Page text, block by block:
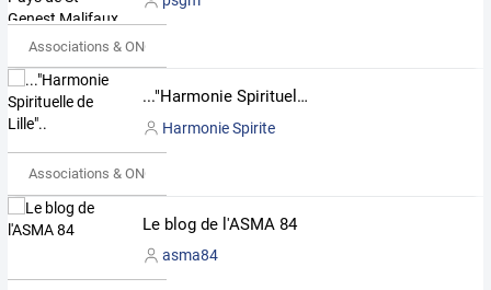
Associations & ONG
..."Harmonie Spirituelle de Lille"..
Harmonie Spirite
Associations & ONG
Le blog de l'ASMA 84
asma84